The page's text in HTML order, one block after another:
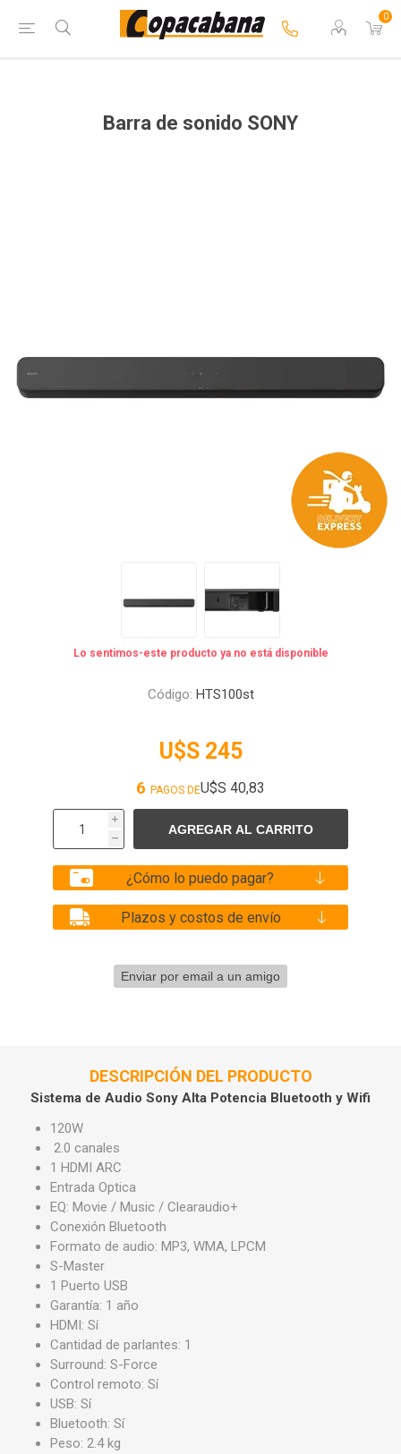
0
Barra de sonido SONY
Lo sentimos-este producto ya no está disponible
Código: HTS100st
U$S 245
6 PAGOS DEU$S 40,83
i
h
¿Cómo lo puedo pagar?
Plazos y costos de envío
DESCRIPCIÓN DEL PRODUCTO
Sistema de Audio Sony Alta Potencia Bluetooth y Wifi
120W
2.0 canales
1 HDMI ARC
Entrada Optica
EQ: Movie / Music / Clearaudio+
Conexión Bluetooth
Formato de audio: MP3, WMA, LPCM
S-Master
1 Puerto USB
Garantía: 1 año
HDMI: Sí
Cantidad de parlantes: 1
Surround: S-Force
Control remoto: Sí
USB: Sí
Bluetooth: Sí
Peso: 2.4 kg